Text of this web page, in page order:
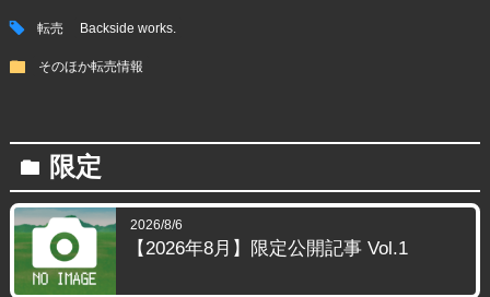
tag 転売 Backside works.
folder そのほか転売情報
folder 限定
2026/8/6
【2026年8月】限定公開記事 Vol.1